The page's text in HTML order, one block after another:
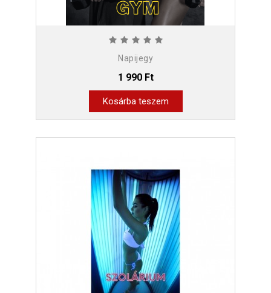
Napijegy
1 990 Ft
Kosárba teszem